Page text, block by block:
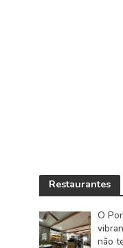
Restaurantes
O
não